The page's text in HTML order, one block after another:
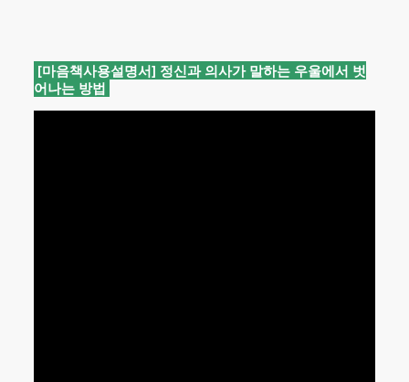
[마음책사용설명서] 정신과 의사가 말하는 우울에서 벗
어나는 방법